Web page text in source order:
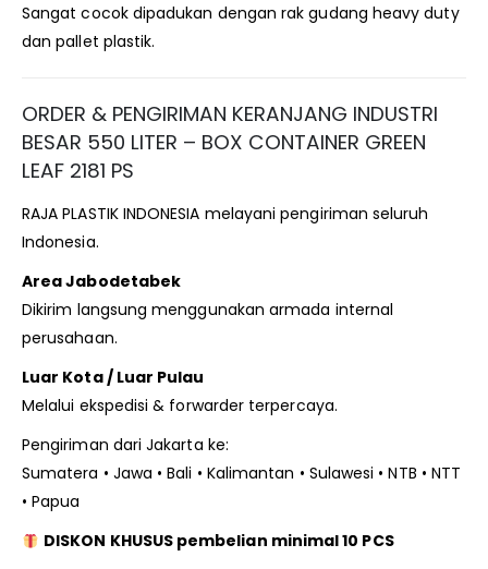
Sangat cocok dipadukan dengan rak gudang heavy duty
dan pallet plastik.
ORDER & PENGIRIMAN KERANJANG INDUSTRI
BESAR 550 LITER – BOX CONTAINER GREEN
LEAF 2181 PS
RAJA PLASTIK INDONESIA melayani pengiriman seluruh
Indonesia.
Area Jabodetabek
Dikirim langsung menggunakan armada internal
perusahaan.
Luar Kota / Luar Pulau
Melalui ekspedisi & forwarder terpercaya.
Pengiriman dari Jakarta ke:
Sumatera • Jawa • Bali • Kalimantan • Sulawesi • NTB • NTT
• Papua
DISKON KHUSUS pembelian minimal 10 PCS